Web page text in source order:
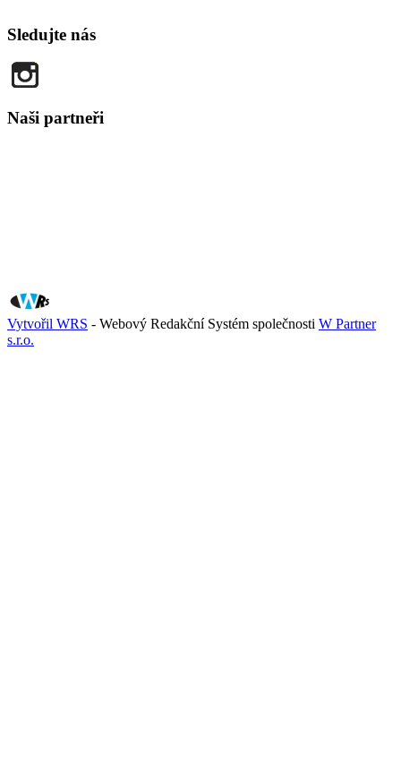
Sledujte nás
Naši partneři
Vytvořil WRS - Webový Redakční Systém společnosti W Partner
s.r.o.